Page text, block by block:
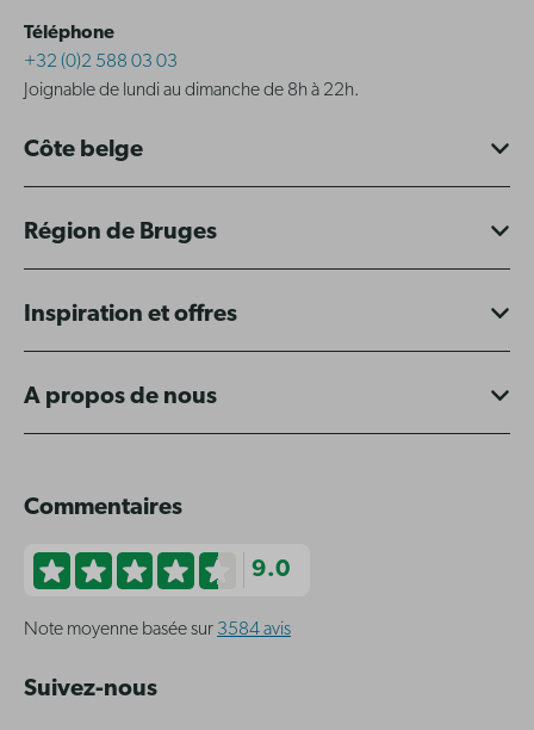
Téléphone
+32 (0)2 588 03 03
Joignable de lundi au dimanche de 8h à 22h.
Côte belge
Région de Bruges
Inspiration et offres
A propos de nous
Commentaires
9.0
Note moyenne basée sur 3584 avis
Suivez-nous